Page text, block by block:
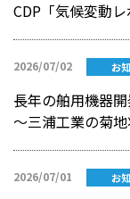
2026/07/02 お
長年の舶用機器
～三浦工業の菊地
2026/07/01 お